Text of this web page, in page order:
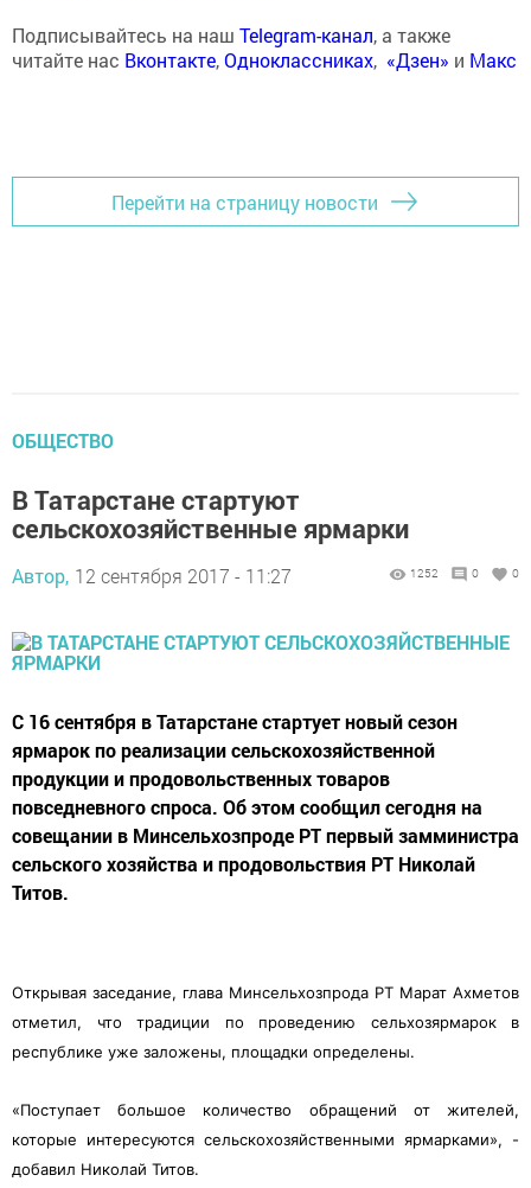
Подписывайтесь на наш Telegram-канал, а также
читайте нас Вконтакте,Одноклассниках, «Дзен» и Макс
Перейти на страницу новости
ОБЩЕСТВО
В Татарстане стартуют
сельскохозяйственные ярмарки
Автор, 12 сентября 2017 - 11:27 1252 0 0
С 16 сентября в Татарстане стартует новый сезон
ярмарок по реализации сельскохозяйственной
продукции и продовольственных товаров
повседневного спроса. Об этом сообщил сегодня на
совещании в Минсельхозпроде РТ первый замминистра
сельского хозяйства и продовольствия РТ Николай
Титов.
Открывая заседание, глава Минсельхозпрода РТ Марат Ахметов
отметил, что традиции по проведению сельхозярмарок в
республике уже заложены, площадки определены.
«Поступает большое количество обращений от жителей,
которые интересуются сельскохозяйственными ярмарками», -
добавил Николай Титов.